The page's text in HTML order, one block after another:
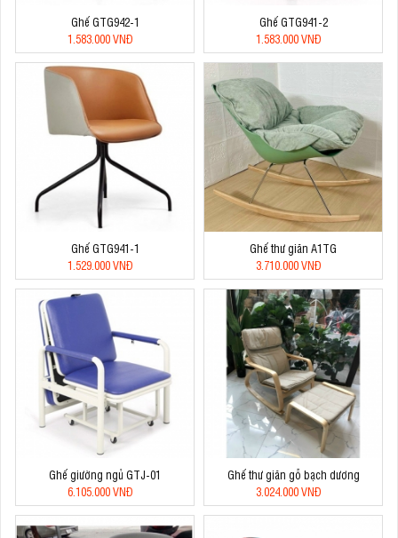
Ghế GTG942-1
1.583.000 VNĐ
Ghế GTG941-2
1.583.000 VNĐ
Ghế GTG941-1
1.529.000 VNĐ
Ghế thư giãn A1TG
3.710.000 VNĐ
Ghế giường ngủ GTJ-01
6.105.000 VNĐ
Ghế thư giãn gỗ bạch dương
3.024.000 VNĐ